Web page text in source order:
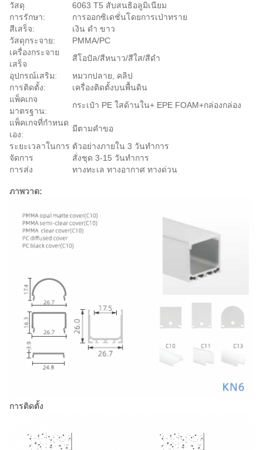
วัสดุ
6063 T5 สับสนธิอลูมิเนียม
การรักษา:
การออกซิเดชั่นโดยการเป่าทราย
สีเสร็จ:
เงิน ดํา ขาว
วัสดุกระจาย:
PMMA/PC
เครื่องกระจาย
เสร็จ
สีโอปัล/สีหนาว/สีใส/สีดํา
อุปกรณ์เสริม:
หมวกปลาย, คลิป
การติดตั้ง:
เครื่องติดตั้งบนพื้นดิน
แพ็คเกจ
มาตรฐาน:
กระเป๋า PE ใสด้านใน+ EPE FOAM+กล่องกล่อง
แพ็คเกจที่กําหนด
เอง:
มีตามคําขอ
ระยะเวลาในการ
จัดการ
ตัวอย่างภายใน 3 วันทําการ
สั่งชุด 3-15 วันทําการ
การส่ง
ทางทะเล ทางอากาศ ทางด่วน
ภาพวาด:
การติดตั้ง